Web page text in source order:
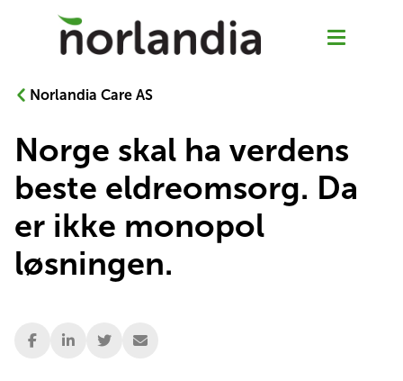
Våre tjenester
Hjemmetjenester
Senior Pluss
Norlandia Care AS
Norge skal ha verdens
beste eldreomsorg. Da
er ikke monopol
løsningen.